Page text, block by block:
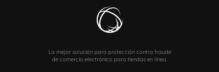
La mejor solución para protección contra fraude
de comercio electrónico para tiendas en línea.